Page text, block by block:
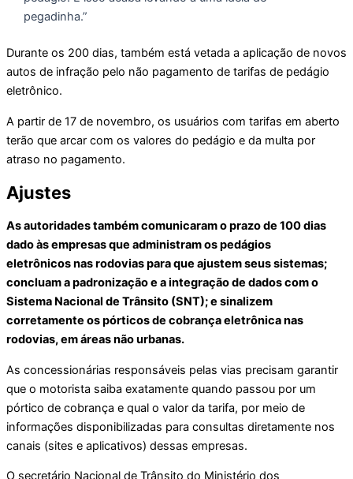
pegadinha.”
Durante os 200 dias, também está vetada a aplicação de novos
autos de infração pelo não pagamento de tarifas de pedágio
eletrônico.
A partir de 17 de novembro, os usuários com tarifas em aberto
terão que arcar com os valores do pedágio e da multa por
atraso no pagamento.
Ajustes
As autoridades também comunicaram o prazo de 100 dias
dado às empresas que administram os pedágios
eletrônicos nas rodovias para que ajustem seus sistemas;
concluam a padronização e a integração de dados com o
Sistema Nacional de Trânsito (SNT); e sinalizem
corretamente os pórticos de cobrança eletrônica nas
rodovias, em áreas não urbanas.
As concessionárias responsáveis pelas vias precisam garantir
que o motorista saiba exatamente quando passou por um
pórtico de cobrança e qual o valor da tarifa, por meio de
informações disponibilizadas para consultas diretamente nos
canais (sites e aplicativos) dessas empresas.
O secretário Nacional de Trânsito do Ministério dos